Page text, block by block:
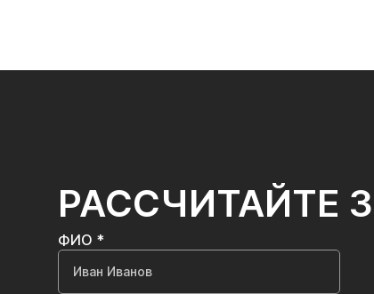
РАССЧИТАЙТЕ
ФИО *